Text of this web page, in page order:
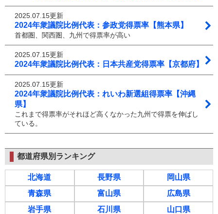
2025.07.15更新
2024年衆議院比例代表：参政党得票率【熊本県】
首都圏、関西圏、九州で得票率が高い
2025.07.15更新
2024年衆議院比例代表：日本共産党得票率【京都府】
2025.07.15更新
2024年衆議院比例代表：れいわ新選組得票率【沖縄
県】
これまで得票率がそれほど高くなかった九州で得票を伸ばし
ている。
都道府県別ランキング
北海道
青森県
岩手県
長野県
富山県
石川県
岡山県
広島県
山口県